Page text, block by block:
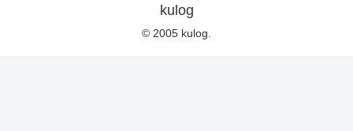
kulog
© 2005 kulog.